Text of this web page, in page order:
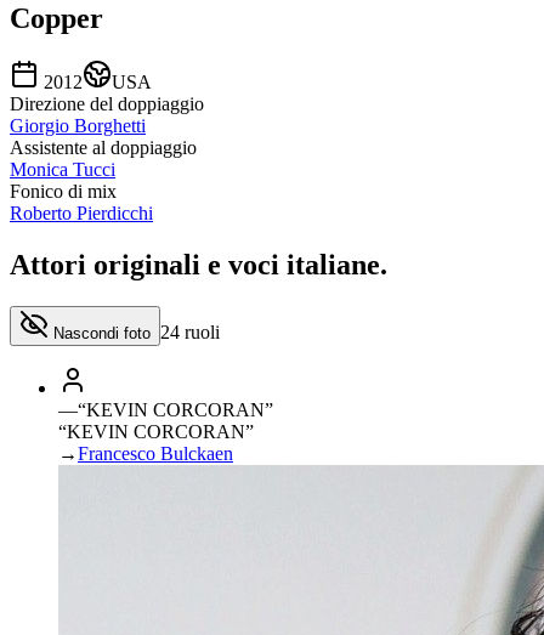
Copper
2012
USA
Direzione del doppiaggio
Giorgio Borghetti
Assistente al doppiaggio
Monica Tucci
Fonico di mix
Roberto Pierdicchi
Attori originali e voci italiane.
Nascondi foto 24 ruoli
—“KEVIN CORCORAN”
“KEVIN CORCORAN”
→Francesco Bulckaen